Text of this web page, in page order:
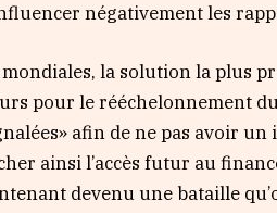
négativement les
la solution la plus
pour le rééchelonnement
afin de ne pas avoir
ainsi l’accès futur au
devenu une bataille